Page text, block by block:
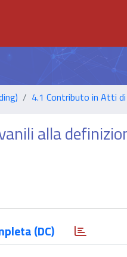
4.1 Contributo in Atti
alla
(DC)